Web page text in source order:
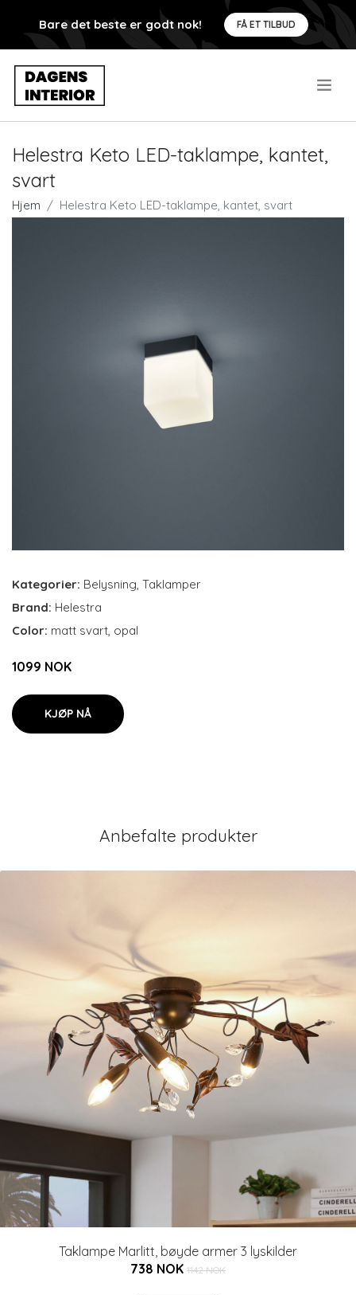
Bare det beste er godt nok! FÅ ET TILBUD
Helestra Keto LED-taklampe, kantet,
svart
Hjem Helestra Keto LED-taklampe, kantet, svart
Kategorier: Belysning, Taklamper
Brand: Helestra
Color: matt svart, opal
1099 NOK
KJØP NÅ
Anbefalte produkter
Taklampe Marlitt, bøyde armer 3 lyskilder
738 NOK 1142 NOK